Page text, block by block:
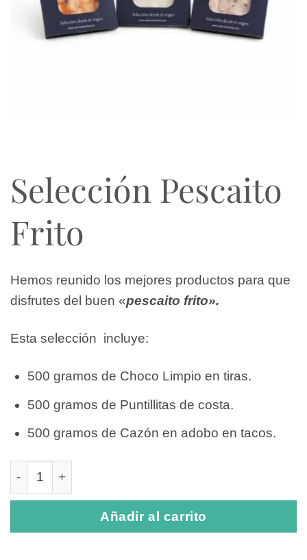
Selección Pescaito
Frito
Hemos reunido los mejores productos para que
disfrutes del buen «pescaito frito».
Esta selección incluye:
500 gramos de Choco Limpio en tiras.
500 gramos de Puntillitas de costa.
500 gramos de Cazón en adobo en tacos.
Selección Pescaito Frito cantidad
Añadir al carrito